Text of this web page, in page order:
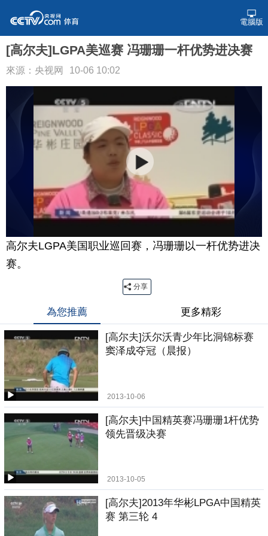
電腦版
[高尔夫]LGPA美巡赛 冯珊珊一杆优势进决赛
來源：央视网 10-06 10:02
高尔夫LGPA美国职业巡回赛，冯珊珊以一杆优势进决
赛。
分享
為您推薦 更多精彩
[高尔夫]沃尔沃青少年比洞锦标赛
窦泽成夺冠（晨报）
2013-10-06
[高尔夫]中国精英赛冯珊珊1杆优势
领先晋级决赛
2013-10-05
[高尔夫]2013年华彬LPGA中国精英
赛 第三轮 4